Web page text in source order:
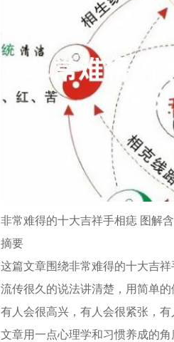
非常难得的十大吉祥手相痣 图解
摘要
这篇文章围绕非常难得的十大吉
流传很久的说法讲清楚，用简单
有人会很高兴，有人会很紧张，
文章用一点心理学和习惯养成的